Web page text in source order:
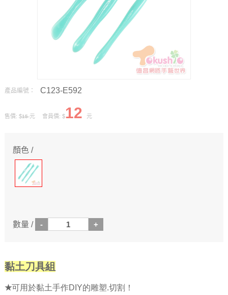
產品編號： C123-E592
售價: $15元 會員價: $12 元
顏色 /
數量 /
黏土刀具組
★可用於黏土手作DIY的雕塑.切割！